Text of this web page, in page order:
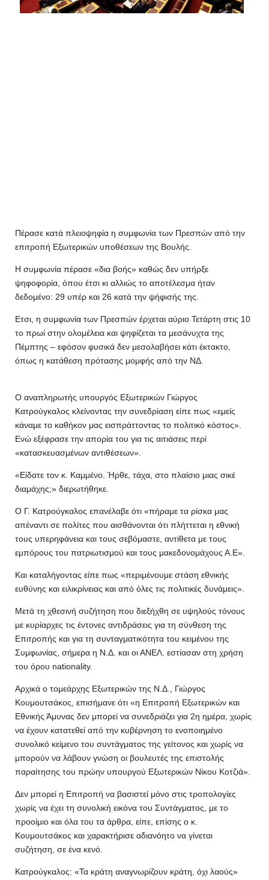
Πέρασε κατά πλειοψηφία η συμφωνία των Πρεσπών από την
επιτροπή Εξωτερικών υποθέσεων της Βουλής.
Η συμφωνία πέρασε «δια βοής» καθώς δεν υπήρξε
ψηφοφορία, όπου έτσι κι αλλιώς το αποτέλεσμα ήταν
δεδομένο: 29 υπέρ και 26 κατά την ψήφισής της.
Ετσι, η συμφωνία των Πρεσπών έρχεται αύριο Τετάρτη στις 10
το πρωί στην ολομέλεια και ψηφίζεται τα μεσάνυχτα της
Πέμπτης – εφόσον φυσικά δεν μεσολαβήσει κάτι έκτακτο,
όπως η κατάθεση πρότασης μομφής από την ΝΔ.
Ο αναπληρωτής υπουργός Εξωτερικών Γιώργος
Κατρούγκαλος κλείνοντας την συνεδρίαση είπε πως «εμείς
κάναμε το καθήκον μας εισπράττοντας το πολιτικό κόστος».
Ενώ εξέφρασε την απορία του για τις αιτιάσεις περί
«κατασκευασμένων αντιθέσεων».
«Είδατε τον κ. Καμμένο. Ήρθε, τάχα, στο πλαίσιο μιας σικέ
διαμάχης;» διερωτήθηκε.
Ο Γ. Κατρούγκαλος επανέλαβε ότι «πήραμε τα ρίσκα μας
απέναντι σε πολίτες που αισθάνονται ότι πλήττεται η εθνική
τους υπερηφάνεια και τους σεβόμαστε, αντίθετα με τους
εμπόρους του πατριωτισμού και τους μακεδονομάχους Α.Ε».
Και καταλήγοντας είπε πως «περιμένουμε στάση εθνικής
ευθύνης και ειλικρίνειας και από όλες τις πολιτικές δυνάμεις».
Μετά τη χθεσινή συζήτηση που διεξήχθη σε υψηλούς τόνους
με κυρίαρχες τις έντονες αντιδράσεις για τη σύνθεση της
Επιτροπής και για τη συνταγματικότητα του κειμένου της
Συμφωνίας, σήμερα η Ν.Δ. και οι ΑΝΕΛ. εστίασαν στη χρήση
του όρου nationality.
Αρχικά ο τομεάρχης Εξωτερικών της Ν.Δ., Γιώργος
Κουμουτσάκος, επισήμανε ότι «η Επιτροπή Εξωτερικών και
Εθνικής Άμυνας δεν μπορεί να συνεδριάζει για 2η ημέρα, χωρίς
να έχουν κατατεθεί από την κυβέρνηση το ενοποιημένο
συνολικό κείμενο του συντάγματος της γείτονος και χωρίς να
μπορούν να λάβουν γνώση οι βουλευτές της επιστολής
παραίτησης του πρώην υπουργού Εξωτερικών Νίκου Κοτζιά».
Δεν μπορεί η Επιτροπή να βασιστεί μόνο στις τροπολογίες
χωρίς να έχει τη συνολική εικόνα του Συντάγματος, με το
προοίμιο και όλα του τα άρθρα, είπε, επίσης ο κ.
Κουμουτσάκος και χαρακτήρισε αδιανόητο να γίνεται
συζήτηση, σε ένα κενό.
Κατρούγκαλος: «Τα κράτη αναγνωρίζουν κράτη, όχι λαούς»